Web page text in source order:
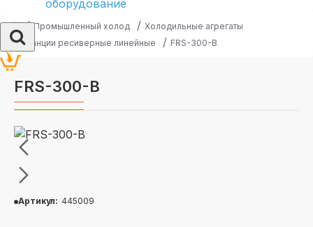
Промышленный холод
Холодильные агрегаты
Станции ресиверные линейные
FRS-300-В
FRS-300-В
Артикул: 445009